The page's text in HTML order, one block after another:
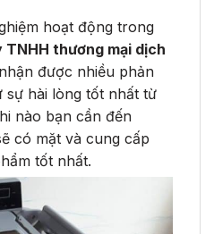
hoạt động trong
TNHH thương mại dịch
được nhiều phản
sự hài lòng tốt nhất từ
nào bạn cần đến
có mặt và cung cấp
tốt nhất.